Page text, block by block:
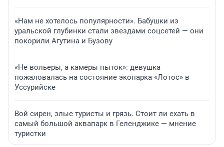
«Нам не хотелось популярности». Бабушки из
уральской глубинки стали звездами соцсетей — они
покорили Агутина и Бузову
«Не вольеры, а камеры пыток»: девушка
пожаловалась на состояние экопарка «Лотос» в
Уссурийске
Вой сирен, злые туристы и грязь. Стоит ли ехать в
самый большой аквапарк в Геленджике — мнение
туристки